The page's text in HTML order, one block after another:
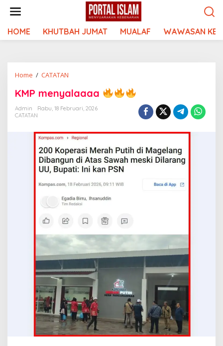
HOME KHUTBAH JUMAT MUALAF WAWASAN
Home / CATATAN
KMP menyalaaaa
Admin
Rabu, 18 Februari, 2026
CATATAN